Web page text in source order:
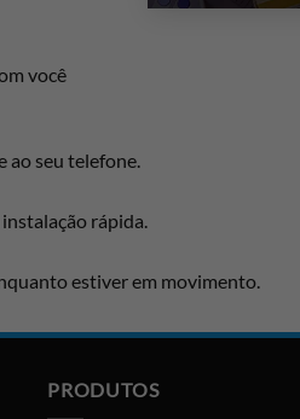
você
ao seu telefone.
rápida.
estiver em movimento.
PRODUTOS